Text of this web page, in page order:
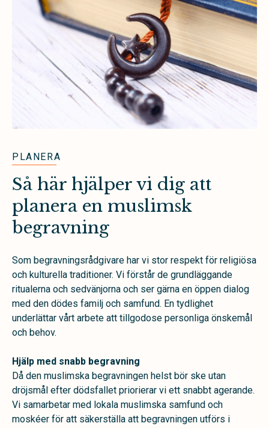
PLANERA
Så här hjälper vi dig att
planera en muslimsk
begravning
Som begravningsrådgivare har vi stor respekt för religiösa
och kulturella traditioner. Vi förstår de grundläggande
ritualerna och sedvänjorna och ser gärna en öppen dialog
med den dödes familj och samfund. En tydlighet
underlättar vårt arbete att tillgodose personliga önskemål
och behov.
Hjälp med snabb begravning
Då den muslimska begravningen helst bör ske utan
dröjsmål efter dödsfallet priorierar vi ett snabbt agerande.
Vi samarbetar med lokala muslimska samfund och
moskéer för att säkerställa att begravningen utförs i